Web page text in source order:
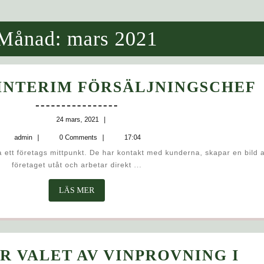
mars 2021
FÖRSÄLJNINGSCHEF
24 mars, 2021
24
admin admin0 Comments 17:04
företaget utåt och arbetar direkt ...
LÄS MER
MER
VALET AV VINPROVNING I